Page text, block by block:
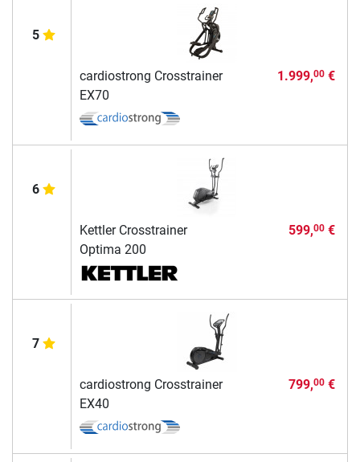
5
cardiostrong Crosstrainer
EX70
1.999,00€
6
Kettler Crosstrainer
Optima 200
599,00€
7
cardiostrong Crosstrainer
EX40
799,00€